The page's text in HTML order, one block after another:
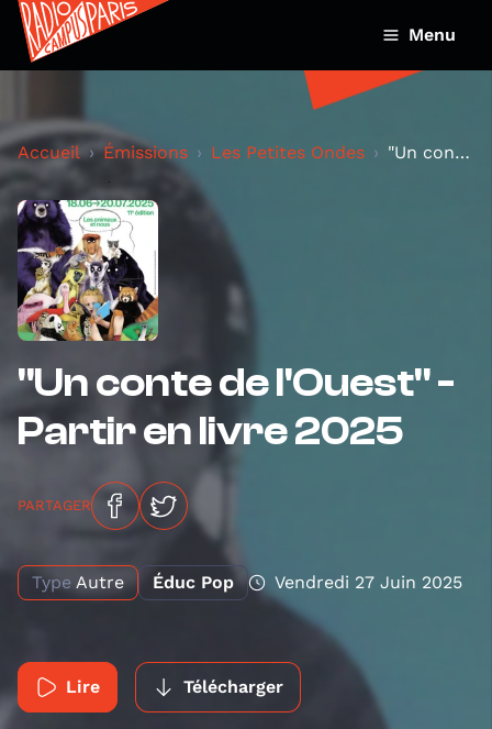
Menu
Accueil Émissions Les Petites Ondes "Un conte de l'Ouest" - Partir en livre 2025
"Un conte de l'Ouest" -
Partir en livre 2025
PARTAGER
Type Autre Éduc Pop Vendredi 27 Juin 2025
Lire Télécharger